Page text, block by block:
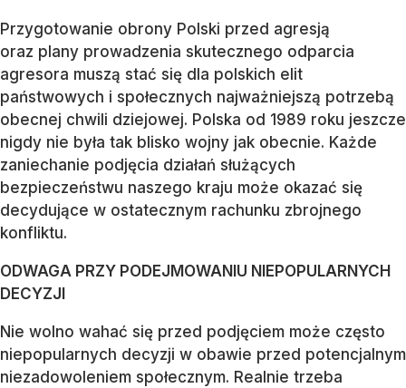
Przygotowanie obrony Polski przed agresją
oraz plany prowadzenia skutecznego odparcia
agresora muszą stać się dla polskich elit
państwowych i społecznych najważniejszą potrzebą
obecnej chwili dziejowej. Polska od 1989 roku jeszcze
nigdy nie była tak blisko wojny jak obecnie. Każde
zaniechanie podjęcia działań służących
bezpieczeństwu naszego kraju może okazać się
decydujące w ostatecznym rachunku zbrojnego
konfliktu.
ODWAGA PRZY PODEJMOWANIU NIEPOPULARNYCH
DECYZJI
Nie wolno wahać się przed podjęciem może często
niepopularnych decyzji w obawie przed potencjalnym
niezadowoleniem społecznym. Realnie trzeba